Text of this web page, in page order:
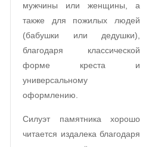
мужчины или женщины, а
также для пожилых людей
(бабушки или дедушки),
благодаря классической
форме креста и
универсальному
оформлению.
Силуэт памятника хорошо
читается издалека благодаря